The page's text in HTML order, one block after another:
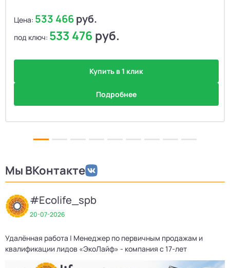
Цена: 533 466руб.
под ключ: 533 476 руб.
Купить в 1 клик
Подробнее
Мы ВКонтакте
#Ecolife_spb
20-07-2026
Удалённая работа | Менеджер по первичным продажам и
квалификации лидов «ЭкоЛайф» - компания с 17-лет